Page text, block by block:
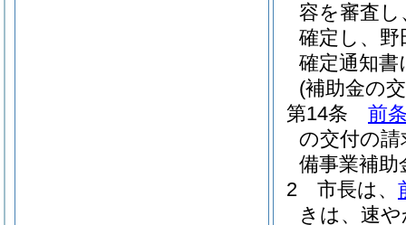
容を審査
確定し、野
確定通知
(補助金の
第14条
前
の交付の
備事業補
2
市長は、
きは、速